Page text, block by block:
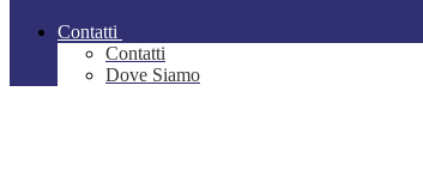
Contatti
Contatti
Dove Siamo